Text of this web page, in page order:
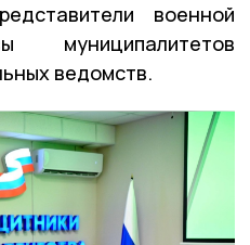
военной
муниципалитетов
ведомств.